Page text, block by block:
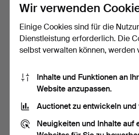
LORENS LARSSON.
ZUGESCHRIEBEN.
Holzfigur, …
Beendet 7. Aug 2026
1 Gebot
8
Wir verwenden
Einige Cookies sind für die
Dienstleistung erforderlich. Die
selbst verwalten können, werden
Inhalte und Funktionen an
Website anzupassen.
Auctionet zu entwickeln und
Neuigkeiten und Inhalte auf